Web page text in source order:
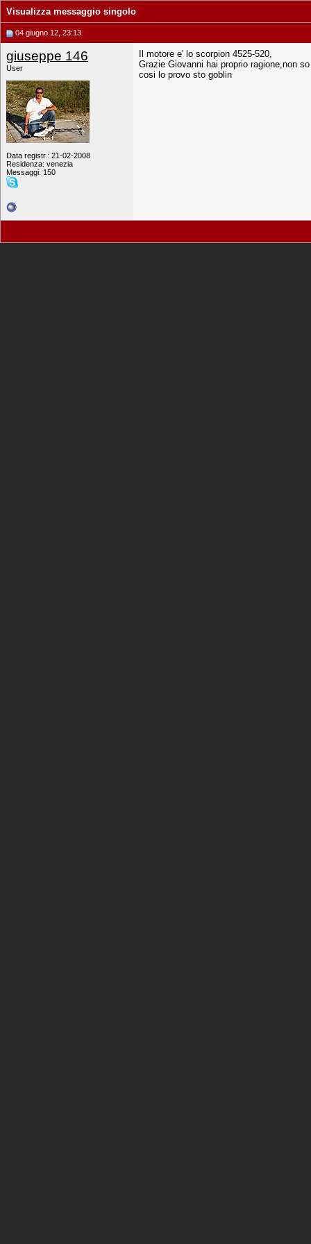
Visualizza messaggio singolo
04 giugno 12, 23:13
giuseppe 146
User
Data registr.: 21-02-2008
Residenza: venezia
Messaggi: 150
Il motore e' lo scorpion 4525-520,
Grazie Giovanni hai proprio ragione,non
cosi lo provo sto goblin